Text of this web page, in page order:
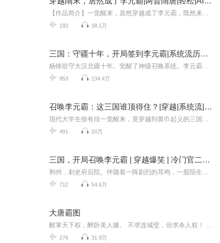
192 38.1万
三国：守疆十年，开局签到李元霸|系统流历史穿越小说
953 134.4万
召唤李元霸：这三国谁顶得住？|穿越|系统流|召唤流|历史脑洞|历史
491 10万
三国，开局召唤李元霸 | 穿越爆笑 | 冷门官二代逆袭
712 54.6万
大唐霸图
276 31.9万